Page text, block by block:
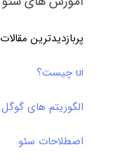
پربازدیدترین مقالات
ui چیست؟
الگوریتم های گوگل
اصطلاحات سئو